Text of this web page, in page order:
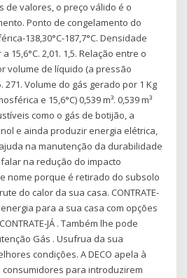
de valores, o preço válido é o
Ponto de congelamento do
138,30°C-187,7°C. Densidade
15,6°C. 2,01. 1,5. Relação entre o
volume de líquido (a pressão
271. Volume do gás gerado por 1 Kg
e 15,6°C) 0,539 m³. 0,539 m³
como o gás de botijão, a
e ainda produzir energia elétrica,
na manutenção da durabilidade
na redução do impacto
nome porque é retirado do subsolo
do calor da sua casa. CONTRATE-
energia para a sua casa com opções
JÁ . Também lhe pode
Gás . Usufrua da sua
condições. A DECO apela à
para introduzirem